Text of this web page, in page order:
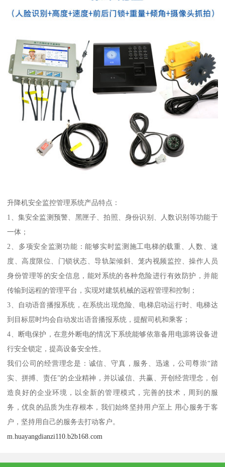
升降机安全监控管理系统产品特点：
1、集安全监测预警、黑匣子、拍照、身份识别、人数识别等功能于
一体；
2、多项安全监测功能：能够实时监测施工电梯的载重、人数、速
度、高度限位、门锁状态、导轨架倾斜、笼内视频监控、操作人员
身份管理等的安全信息，能对系统的各种危险进行有效防护，并能
传输到远程的管理平台，实现对建筑机械的远程管理和控制；
3、自动语音播报系统，在系统出现危险、电梯启动运行时、电梯达
到目标层时均会自动发出语音播报系统，提醒司机和乘客；
4、断电保护，在意外断电的情况下系统能够依靠备用电源将设备进
行安全锁定，提高设备安全性。
我们公司的经营理念是：诚信、守真，服务、迅速，公司尊崇“踏
实、拼搏、责任”的企业精神，并以诚信、共赢、开创经营理念，创
造良好的企业环境，以全新的管理模式，完善的技术，周到的服
务，优良的品质为生存根本，我们始终坚持用户至上 用心服务于客
户，坚持用自己的服务去打动客户。
m.huayangdianzi110.b2b168.com